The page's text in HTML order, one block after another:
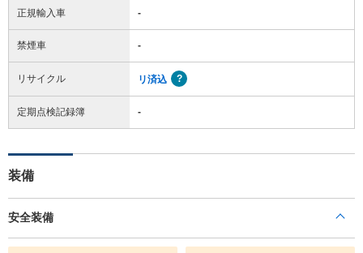
正規輸入車 -
禁煙車 -
リサイクル リ済込
定期点検記録簿 -
装備
安全装備